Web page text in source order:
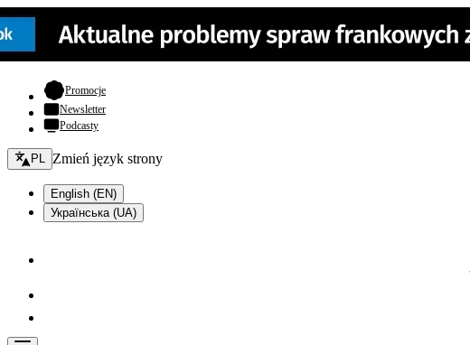
Promocje- otwiera się w nowej karcie
Newsletter
Podcasty
Zmień język - bieżący:
PL Zmień język strony
English (EN)
Українська (UA)